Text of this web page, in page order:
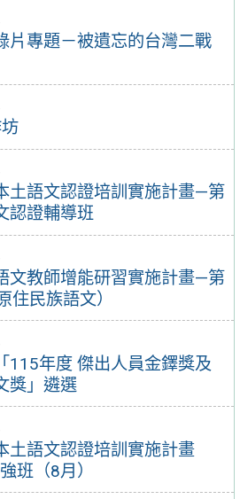
片專題－被遺忘的台灣二戰
土語文認證培訓實施計畫—第
認證輔導班
文教師增能研習實施計畫—第
住民族語文）
115年度 傑出人員金鐸獎及
獎」遴選
土語文認證培訓實施計畫
班（8月）